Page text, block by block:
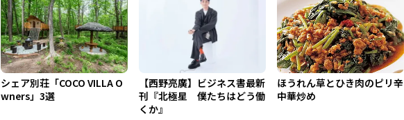
シェア別荘「COCO VILLA O
wners」3選
【西野亮廣】ビジネス書最新
刊『北極星 僕たちはどう働
くか』
ほうれん草とひき肉のピリ辛
中華炒め